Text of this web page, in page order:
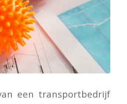
een transportbedrijf